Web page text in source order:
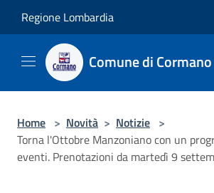
Regione Lombardia
Comune di Cormano
Home > Novità > Notizie >
Torna l'Ottobre Manzoniano con un
eventi. Prenotazioni da martedì 9